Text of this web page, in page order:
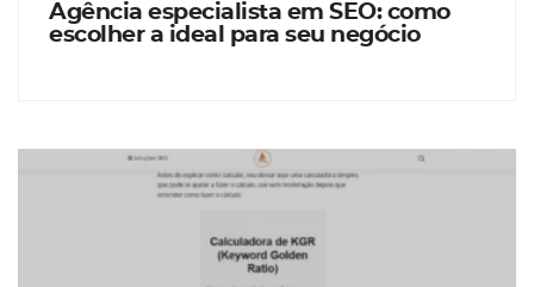
Agência especialista em SEO: como
escolher a ideal para seu negócio